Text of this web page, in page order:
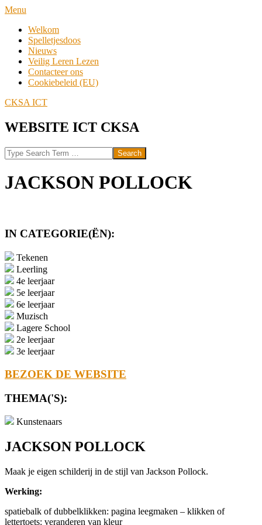
Skip
content
Navigation
Menu
Welkom
Spelletjesdoos
Nieuws
Veilig Leren Lezen
Contacteer ons
Cookiebeleid (EU)
CKSA ICT
WEBSITE ICT CKSA
Search
JACKSON POLLOCK
IN CATEGORIE(ËN):
Tekenen
Leerling
4e leerjaar
5e leerjaar
6e leerjaar
Muzisch
Lagere School
2e leerjaar
3e leerjaar
BEZOEK DE WEBSITE
THEMA('S):
Kunstenaars
JACKSON POLLOCK
Maak je eigen schilderij in de stijl van Jackson Pollock.
Werking:
spatiebalk of dubbelklikken: pagina leegmaken – klikken of
lettertoets: veranderen van kleur